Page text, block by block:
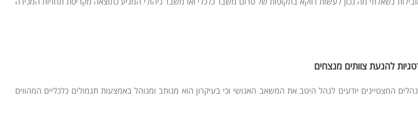
להנעת צוותים מנצחים
והמנהלים המצטיינים יודעים לנהל היטב את המשאב האנושי וכי בעיקרון הוא מנותב ומנוהל באמצעות תגמולים כלכליים המהווים